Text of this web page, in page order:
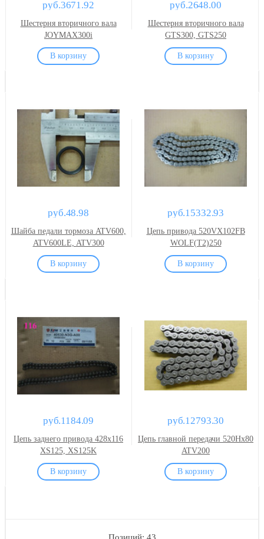
руб.3671.92
Шестерня вторичного вала
JOYMAX300i
руб.2648.00
Шестерня вторичного вала
GTS300, GTS250
руб.48.98
Шайба педали тормоза ATV600,
ATV600LE, ATV300
руб.15332.93
Цепь привода 520VX102FB
WOLF(T2)250
руб.1184.09
Цепь заднего привода 428x116
XS125, XS125K
руб.12793.30
Цепь главной передачи 520Hx80
ATV200
Позиций: 43